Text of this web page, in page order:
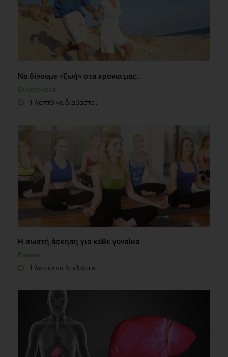
Να δίνουμε «ζωή» στα χρόνια μας..
Οικογένεια
1 λεπτό να διαβαστεί
Η σωστή άσκηση για κάθε γυναίκα
Fitness
1 λεπτό να διαβαστεί